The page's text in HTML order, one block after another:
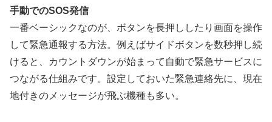
手動でのSOS発信
一番ベーシックなのが、ボタンを長押ししたり画面を操作
して緊急通報する方法。例えばサイドボタンを数秒押し続
けると、カウントダウンが始まって自動で緊急サービスに
つながる仕組みです。設定しておいた緊急連絡先に、現在
地付きのメッセージが飛ぶ機種も多い。